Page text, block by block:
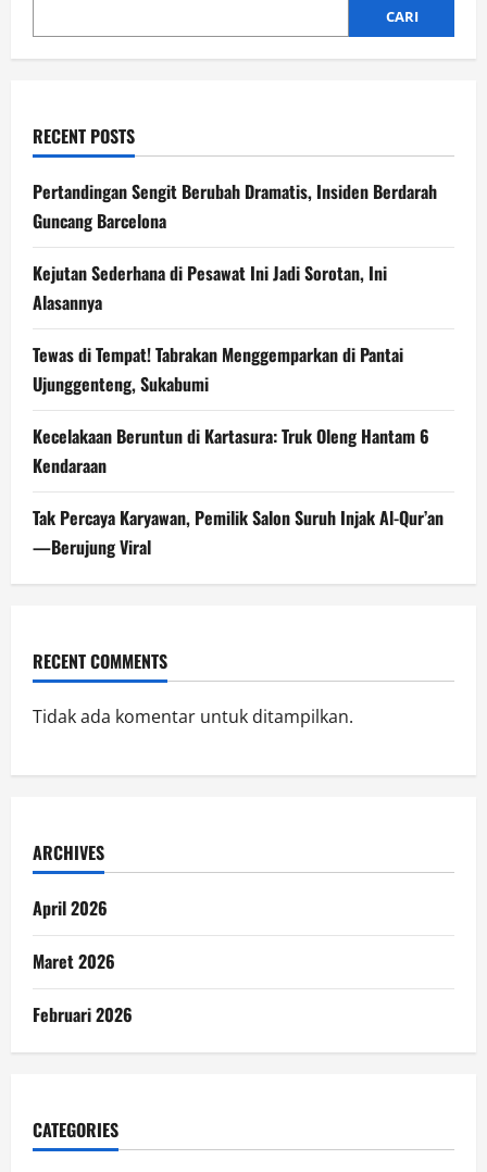
Hari
CARI
RECENT POSTS
Pertandingan Sengit Berubah Dramatis, Insiden Berdarah
Guncang Barcelona
Kejutan Sederhana di Pesawat Ini Jadi Sorotan, Ini
Alasannya
Tewas di Tempat! Tabrakan Menggemparkan di Pantai
Ujunggenteng, Sukabumi
Kecelakaan Beruntun di Kartasura: Truk Oleng Hantam 6
Kendaraan
Tak Percaya Karyawan, Pemilik Salon Suruh Injak Al-Qur’an
—Berujung Viral
RECENT COMMENTS
Tidak ada komentar untuk ditampilkan.
ARCHIVES
April 2026
Maret 2026
Februari 2026
CATEGORIES